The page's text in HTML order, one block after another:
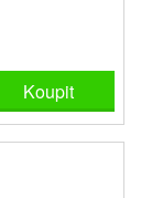
Koupit